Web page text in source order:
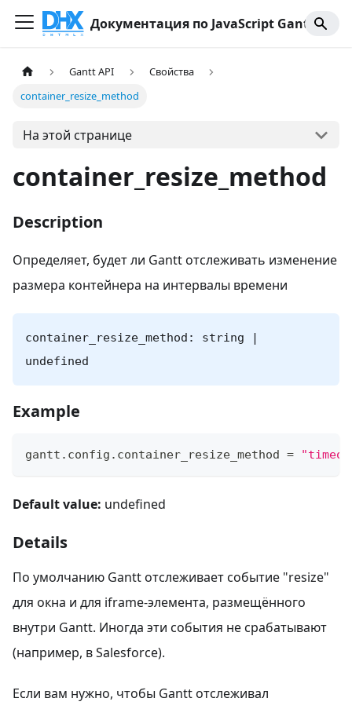
Документация по JavaScript Gantt
Gantt API
Свойства
container_resize_method
На этой странице
container_resize_method
Description
Определяет, будет ли Gantt отслеживать изменение
размера контейнера на интервалы времени
container_resize_method: string |
undefined
Example
gantt . config . container_resize_method =
Default value: undefined
Details
По умолчанию Gantt отслеживает событие "resize"
для окна и для iframe-элемента, размещённого
внутри Gantt. Иногда эти события не срабатывают
(например, в Salesforce).
Если вам нужно, чтобы Gantt отслеживал